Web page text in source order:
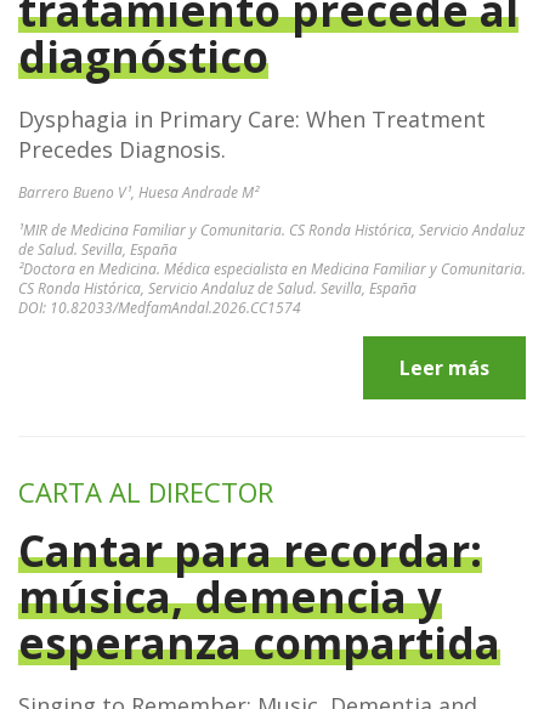
diagnóstico
Dysphagia in Primary Care: When Treatment
Precedes Diagnosis.
Barrero Bueno V¹, Huesa Andrade M²
¹MIR de Medicina Familiar y Comunitaria. CS Ronda Histórica, Servicio Andaluz
de Salud. Sevilla, España
²Doctora en Medicina. Médica especialista en Medicina Familiar y Comunitaria.
CS Ronda Histórica, Servicio Andaluz de Salud. Sevilla, España
DOI: 10.82033/MedfamAndal.2026.CC1574
Leer más
CARTA AL DIRECTOR
Cantar para recordar:
música, demencia y
esperanza compartida